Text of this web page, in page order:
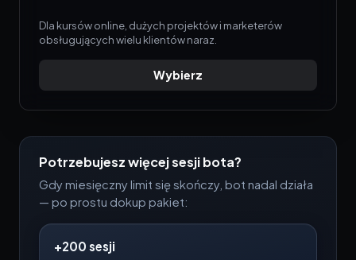
Dla kursów online, dużych projektów i marketerów
obsługujących wielu klientów naraz.
Wybierz
Potrzebujesz więcej sesji bota?
Gdy miesięczny limit się skończy, bot nadal działa
— po prostu dokup pakiet:
+200 sesji